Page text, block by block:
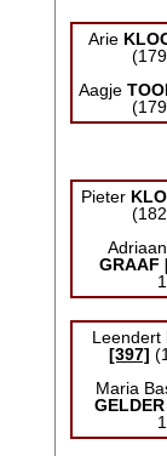
Arie
Aagje
Pieter
GRAAF
Leendert
[397]
Maria
GELDER